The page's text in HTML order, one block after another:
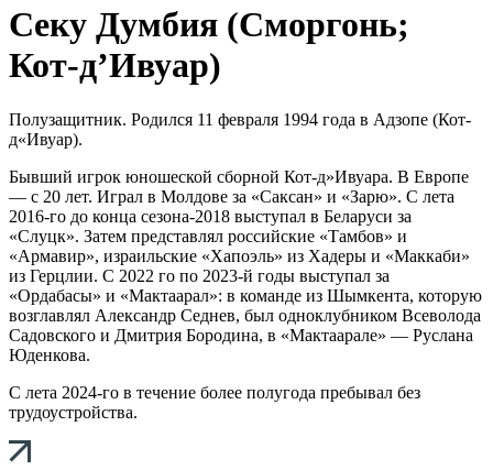
Секу Думбия (Сморгонь;
Кот-д’Ивуар)
Полузащитник. Родился 11 февраля 1994 года в Адзопе (Кот-
д«Ивуар).
Бывший игрок юношеской сборной Кот-д»Ивуара. В Европе
— с 20 лет. Играл в Молдове за «Саксан» и «Зарю». С лета
2016-го до конца сезона-2018 выступал в Беларуси за
«Слуцк». Затем представлял российские «Тамбов» и
«Армавир», израильские «Хапоэль» из Хадеры и «Маккаби»
из Герцлии. С 2022 го по 2023-й годы выступал за
«Ордабасы» и «Мактаарал»: в команде из Шымкента, которую
возглавлял Александр Седнев, был одноклубником Всеволода
Садовского и Дмитрия Бородина, в «Мактаарале» — Руслана
Юденкова.
С лета 2024-го в течение более полугода пребывал без
трудоустройства.